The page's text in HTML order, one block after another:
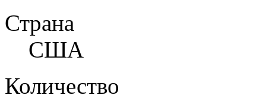
Страна
США
Количество